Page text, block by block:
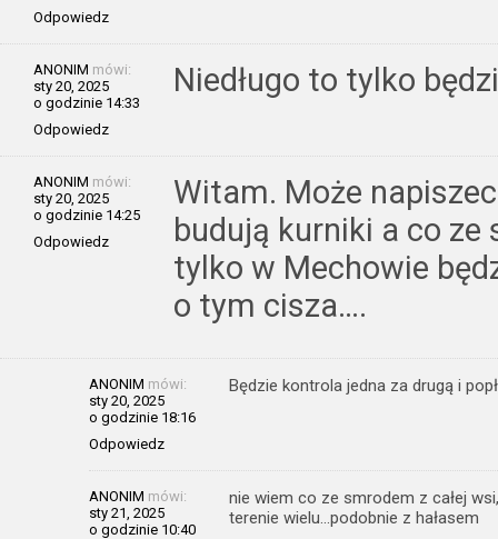
Odpowiedz
ANONIM mówi:
sty 20, 2025
o godzinie 14:33
Odpowiedz
Niedługo to tylko
ANONIM mówi:
sty 20, 2025
o godzinie 14:25
Odpowiedz
Witam. Może
budują kurniki a co ze
tylko w Mechowie
o tym cisza….
ANONIM mówi:
sty 20, 2025
o godzinie 18:16
Odpowiedz
Będzie kontrola jedna za drugą i
ANONIM mówi:
sty 21, 2025
o godzinie 10:40
nie wiem co ze smrodem z całej
terenie wielu…podobnie z hałasem